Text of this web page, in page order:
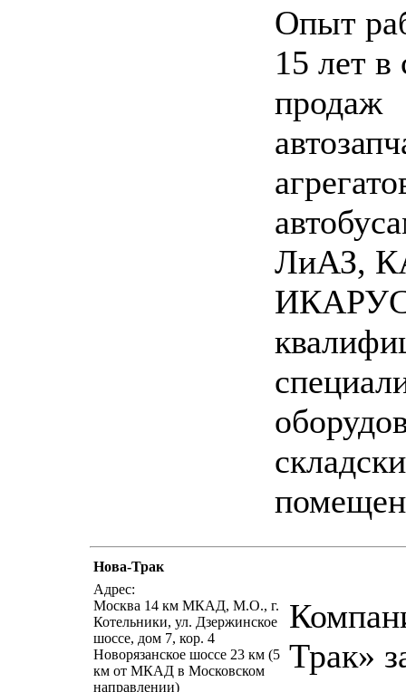
Опыт
15 лет в
продаж
ЛиАЗ,
Нова-Трак
Адрес:
Москва 14 км МКАД, М.О., г.
Котельники, ул. Дзержинское
шоссе, дом 7, кор. 4
Новорязанское шоссе 23 км (5
км от МКАД в Московском
направлении)
Трак»